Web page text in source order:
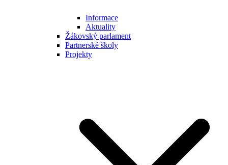
Informace
Aktuality
Žákovský parlament
Partnerské školy
Projekty